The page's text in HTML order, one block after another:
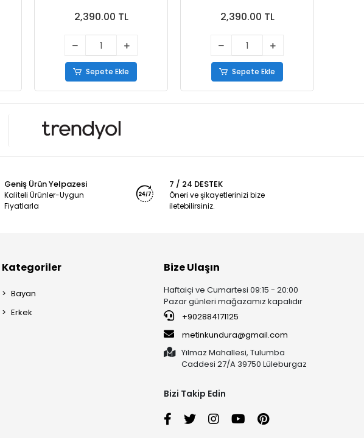
2,390.00 TL
Sepete Ekle
2,390.00 TL
Sepete Ekle
Geniş Ürün Yelpazesi
Kaliteli Ürünler-Uygun
Fiyatlarla
7 / 24 DESTEK
Öneri ve şikayetlerinizi bize
iletebilirsiniz.
Kategoriler
Bayan
Erkek
Bize Ulaşın
Haftaiçi ve Cumartesi 09:15 - 20:00
Pazar günleri mağazamız kapalıdır
+902884171125
metinkundura@gmail.com
Yılmaz Mahallesi, Tulumba
Caddesi 27/A 39750 Lüleburgaz
Bizi Takip Edin